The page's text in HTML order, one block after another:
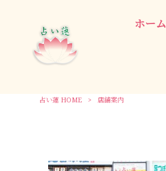
ホーム
占い蓮 HOME > 店舗案内